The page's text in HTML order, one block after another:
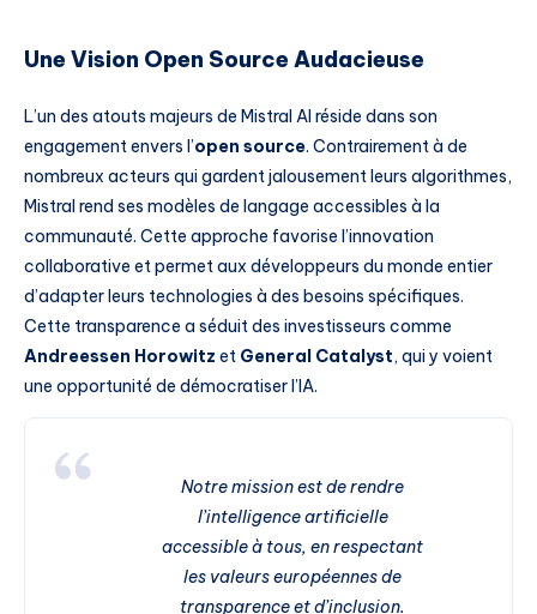
Une Vision Open Source Audacieuse
L’un des atouts majeurs de Mistral AI réside dans son
engagement envers l’open source. Contrairement à de
nombreux acteurs qui gardent jalousement leurs algorithmes,
Mistral rend ses modèles de langage accessibles à la
communauté. Cette approche favorise l’innovation
collaborative et permet aux développeurs du monde entier
d’adapter leurs technologies à des besoins spécifiques.
Cette transparence a séduit des investisseurs comme
Andreessen Horowitz et General Catalyst, qui y voient
une opportunité de démocratiser l’IA.
Notre mission est de rendre
l’intelligence artificielle
accessible à tous, en respectant
les valeurs européennes de
transparence et d’inclusion.